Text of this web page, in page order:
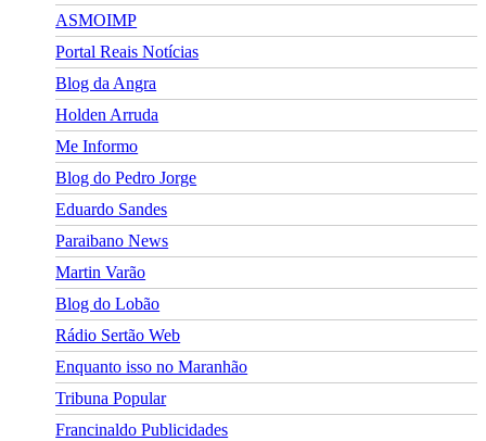
ASMOIMP
Portal Reais Notí­cias
Blog da Angra
Holden Arruda
Me Informo
Blog do Pedro Jorge
Eduardo Sandes
Paraibano News
Martin Varão
Blog do Lobão
Rádio Sertão Web
Enquanto isso no Maranhão
Tribuna Popular
Francinaldo Publicidades